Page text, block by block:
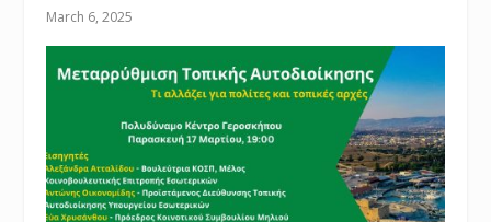
March 6, 2025